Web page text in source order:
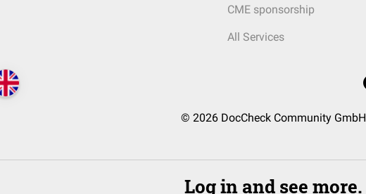
CME sponsorship
All Services
© 2026 DocCheck Community GmbH
Log in and see more.